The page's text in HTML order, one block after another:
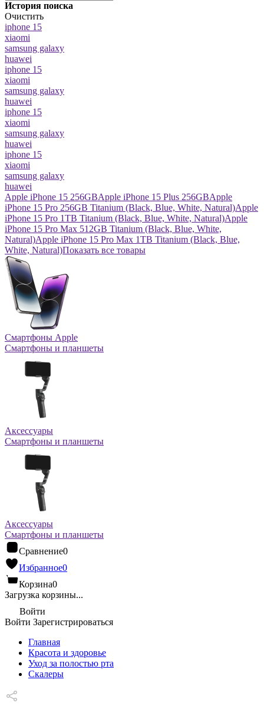
История поиска
Очистить
iphone 15
xiaomi
samsung galaxy
huawei
iphone 15
xiaomi
samsung galaxy
huawei
iphone 15
xiaomi
samsung galaxy
huawei
iphone 15
xiaomi
samsung galaxy
huawei
Apple iPhone 15 256GBApple iPhone 15 Plus 256GBApple
iPhone 15 Pro 256GB Titanium (Black, Blue, White, Natural)Apple
iPhone 15 Pro 1TB Titanium (Black, Blue, White, Natural)Apple
iPhone 15 Pro Max 512GB Titanium (Black, Blue, White,
Natural)Apple iPhone 15 Pro Max 1TB Titanium (Black, Blue,
White, Natural)Показать все товары
Смартфоны Apple
Смартфоны и планшеты
Аксессуары
Смартфоны и планшеты
Аксессуары
Смартфоны и планшеты
Сравнение0
Избранное0
Корзина0
Загрузка корзины...
Войти
Войти Зарегистрироваться
Главная
Красота и здоровье
Уход за полостью рта
Скалеры